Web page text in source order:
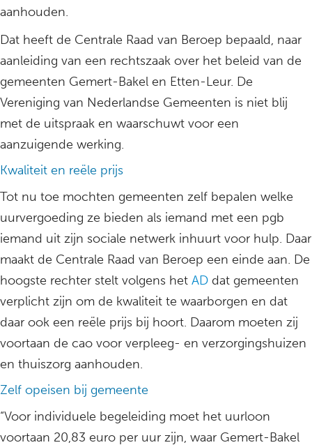
aanhouden.
Dat heeft de Centrale Raad van Beroep bepaald, naar
aanleiding van een rechtszaak over het beleid van de
gemeenten Gemert-Bakel en Etten-Leur. De
Vereniging van Nederlandse Gemeenten is niet blij
met de uitspraak en waarschuwt voor een
aanzuigende werking.
Kwaliteit en reële prijs
Tot nu toe mochten gemeenten zelf bepalen welke
uurvergoeding ze bieden als iemand met een pgb
iemand uit zijn sociale netwerk inhuurt voor hulp. Daar
maakt de Centrale Raad van Beroep een einde aan. De
hoogste rechter stelt volgens het AD dat gemeenten
verplicht zijn om de kwaliteit te waarborgen en dat
daar ook een reële prijs bij hoort. Daarom moeten zij
voortaan de cao voor verpleeg- en verzorgingshuizen
en thuiszorg aanhouden.
Zelf opeisen bij gemeente
“Voor individuele begeleiding moet het uurloon
voortaan 20,83 euro per uur zijn, waar Gemert-Bakel